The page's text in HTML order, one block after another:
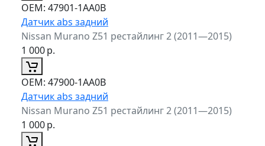
ОЕМ: 47901-1AA0B
Датчик abs задний
Nissan Murano Z51 рестайлинг 2 (2011—2015)
1 000р.
ОЕМ: 47900-1AA0B
Датчик abs задний
Nissan Murano Z51 рестайлинг 2 (2011—2015)
1 000р.